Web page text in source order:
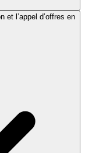
et l’appel d’offres en